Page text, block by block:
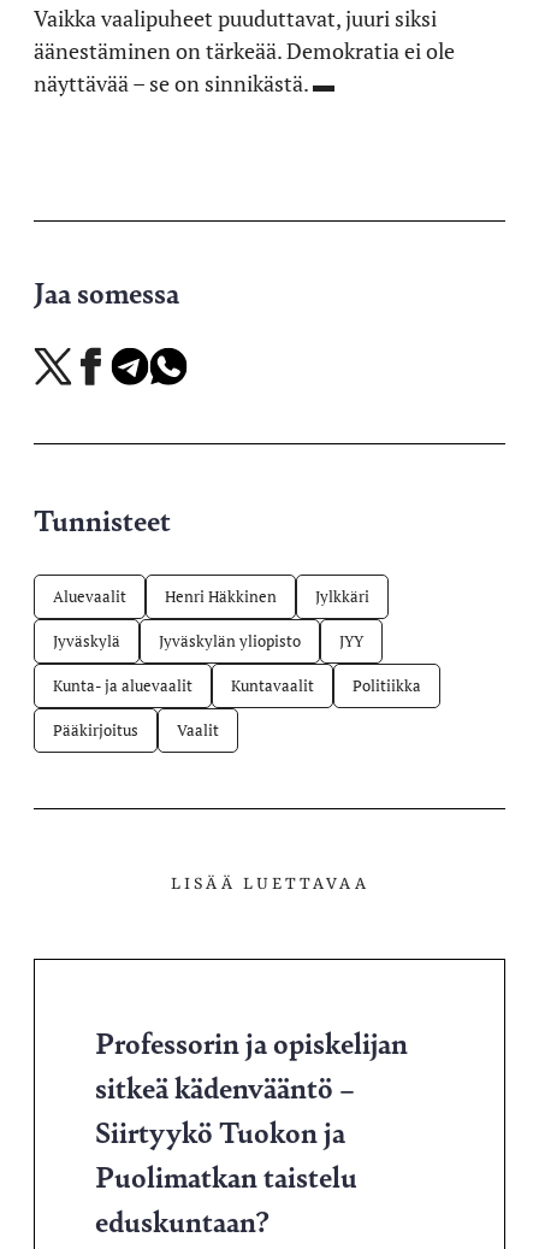
Vaikka vaalipuheet puuduttavat, juuri siksi
äänestäminen on tärkeää. Demokratia ei ole
näyttävää – se on sinnikästä. ▬
Jaa somessa
Jaa
X-
Jaa
Facebookissa
Jaa
Telegramissa
Jaa
WhatsAppissa
Tunnisteet
Aluevaalit Henri Häkkinen Jylkkäri
Jyväskylä Jyväskylän yliopisto JYY
Kunta- ja aluevaalit Kuntavaalit Politiikka
Pääkirjoitus Vaalit
LISÄÄ LUETTAVAA
Professorin ja opiskelijan
sitkeä kädenvääntö –
Siirtyykö Tuokon ja
Puolimatkan taistelu
eduskuntaan?